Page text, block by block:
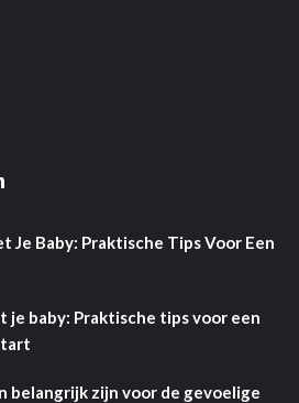
Je Baby: Praktische Tips Voor Een
je baby: Praktische tips voor een
belangrijk zijn voor de gevoelige